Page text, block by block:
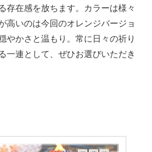
存在感を放ちます。カラーは様々
高いのは今回のオレンジバージョ
やかさと温もり。常に日々の祈り
一連として、ぜひお選びいただき